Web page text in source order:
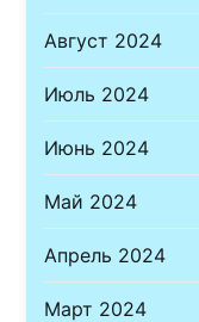
Август 2024
Июль 2024
Июнь 2024
Май 2024
Апрель 2024
Март 2024